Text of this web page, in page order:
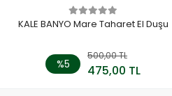
KALE BANYO Mare Taharet El Duşu
%5
500,00 TL
475,00 TL
Sepete Ekle